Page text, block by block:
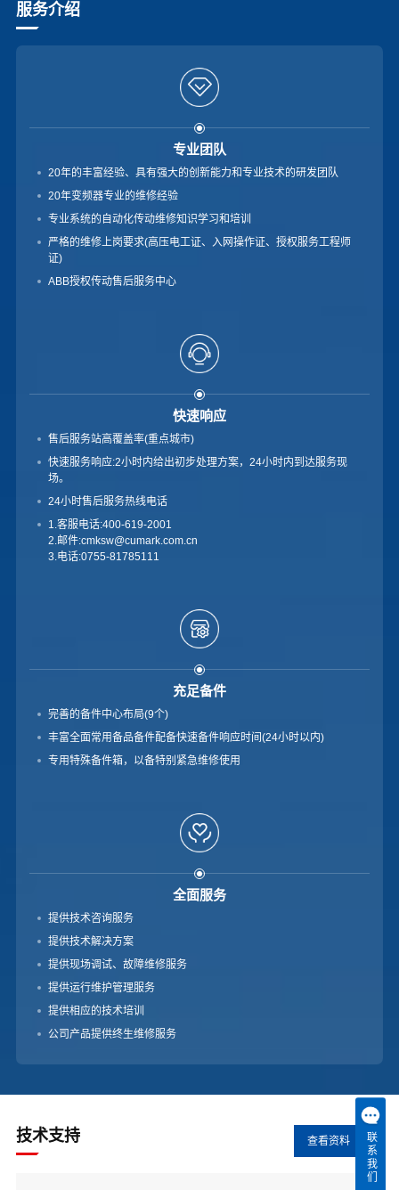
服务介绍
专业团队
20年的丰富经验、具有强大的创新能力和专业技术的研发团队
20年变频器专业的维修经验
专业系统的自动化传动维修知识学习和培训
严格的维修上岗要求(高压电工证、入网操作证、授权服务工程师
证)
ABB授权传动售后服务中心
快速响应
售后服务站高覆盖率(重点城市)
快速服务响应:2小时内给出初步处理方案，24小时内到达服务现
场。
24小时售后服务热线电话
1.客服电话:400-619-2001
2.邮件:cmksw@cumark.com.cn
3.电话:0755-81785111
充足备件
完善的备件中心布局(9个)
丰富全面常用备品备件配备快速备件响应时间(24小时以内)
专用特殊备件箱，以备特别紧急维修使用
全面服务
提供技术咨询服务
提供技术解决方案
提供现场调试、故障维修服务
提供运行维护管理服务
提供相应的技术培训
公司产品提供终生维修服务
技术支持 查看资料 联系我们